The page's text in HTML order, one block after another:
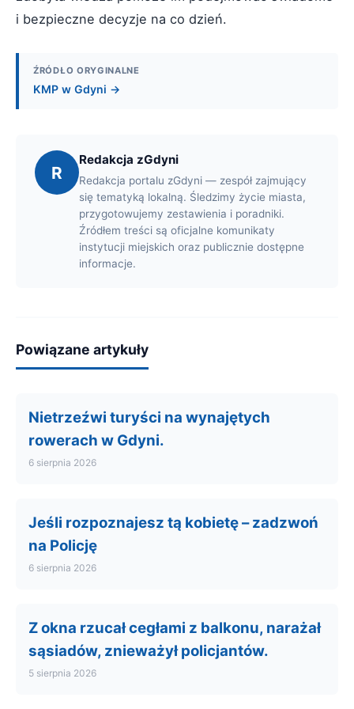
i bezpieczne decyzje na co dzień.
ŹRÓDŁO ORYGINALNE
KMP w Gdyni →
R
Redakcja zGdyni
Redakcja portalu zGdyni — zespół zajmujący
się tematyką lokalną. Śledzimy życie miasta,
przygotowujemy zestawienia i poradniki.
Źródłem treści są oficjalne komunikaty
instytucji miejskich oraz publicznie dostępne
informacje.
Powiązane artykuły
Nietrzeźwi turyści na wynajętych
rowerach w Gdyni.
6 sierpnia 2026
Jeśli rozpoznajesz tą kobietę – zadzwoń
na Policję
6 sierpnia 2026
Z okna rzucał cegłami z balkonu, narażał
sąsiadów, znieważył policjantów.
5 sierpnia 2026